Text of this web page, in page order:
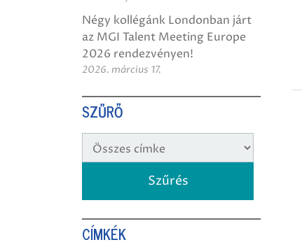
Négy kollégánk Londonban járt
az MGI Talent Meeting Europe
2026 rendezvényen!
2026. március 17.
SZŰRŐ
CÍMKÉK